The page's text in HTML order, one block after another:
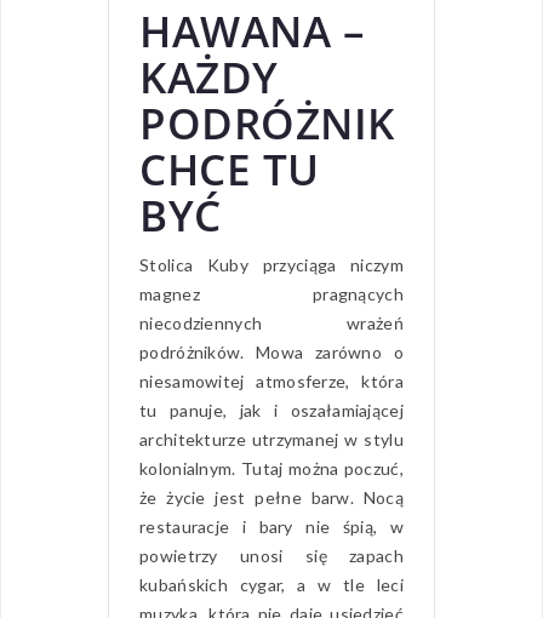
HAWANA –
KAŻDY
PODRÓŻNIK
CHCE TU
BYĆ
Stolica Kuby przyciąga niczym
magnez pragnących
niecodziennych wrażeń
podróżników. Mowa zarówno o
niesamowitej atmosferze, która
tu panuje, jak i oszałamiającej
architekturze utrzymanej w stylu
kolonialnym. Tutaj można poczuć,
że życie jest pełne barw. Nocą
restauracje i bary nie śpią, w
powietrzy unosi się zapach
kubańskich cygar, a w tle leci
muzyka, która nie daje usiedzieć